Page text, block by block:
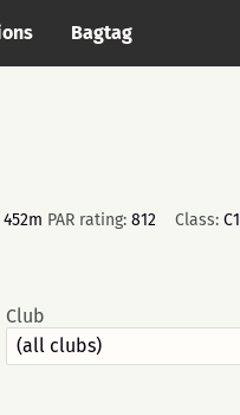
Bagtag
452m PAR rating: 812 Class: C1
Club